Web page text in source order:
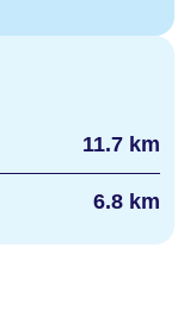
11.7 km
6.8 km